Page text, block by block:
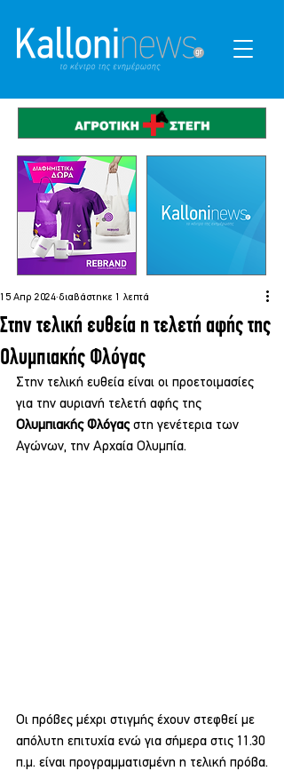
Στην τελική ευθεία η τελετή αφής της
Ολυμπιακής Φλόγας
15 Απρ 2024 διαβάστηκε 1 λεπτά
Στην τελική ευθεία είναι οι προετοιμασίες
για την αυριανή τελετή αφής της
Ολυμπιακής Φλόγας στη γενέτερια των
Αγώνων, την Αρχαία Ολυμπία.
Οι πρόβες μέχρι στιγμής έχουν στεφθεί με
απόλυτη επιτυχία ενώ για σήμερα στις 11.30
π.μ. είναι προγραμματισμένη η τελική πρόβα.